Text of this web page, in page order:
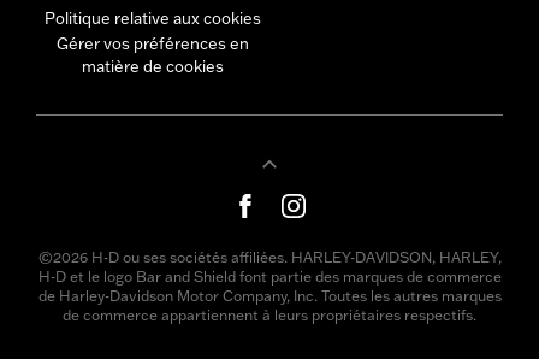
Politique relative aux cookies
Gérer vos préférences en
matière de cookies
©2026 H-D ou ses sociétés affiliées. HARLEY-DAVIDSON, HARLEY,
H-D et le logo Bar and Shield font partie des marques de commerce
de Harley-Davidson Motor Company, Inc. Toutes les autres marques
de commerce appartiennent à leurs propriétaires respectifs.